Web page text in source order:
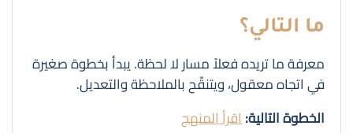
ما التالي؟
معرفة ما تريده فعلاً مسار لا لحظة. يبدأ بخطوة صغيرة
في اتجاه معقول، ويتنقّح بالملاحظة والتعديل.
الخطوة التالية:اقرأ المنهج